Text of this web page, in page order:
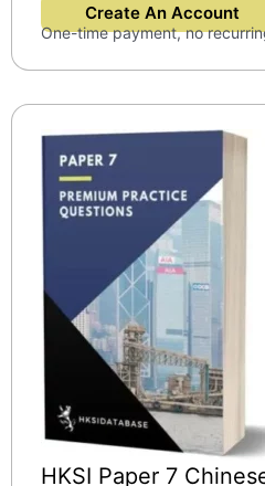
Create An Account
One-time payment, no
HKSI Paper 7